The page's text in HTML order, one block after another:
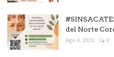
del Norte
Ago 4, 2026 0